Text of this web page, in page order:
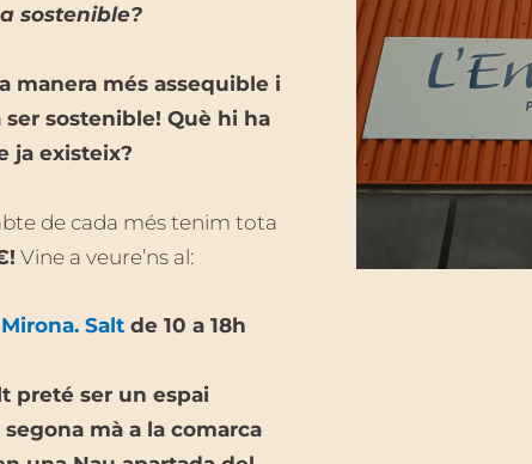
sostenible?
manera més assequible i
sostenible! Què hi ha
ja existeix?
de cada més tenim tota
Vine a veure’ns al:
Saltde 10 a 18h
preté ser un espai
mà a la comarca